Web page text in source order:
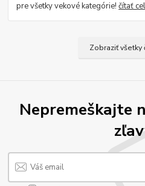
pre všetky vekové kategórie!čítať
Zobraziť všetky
Nepremeškajte